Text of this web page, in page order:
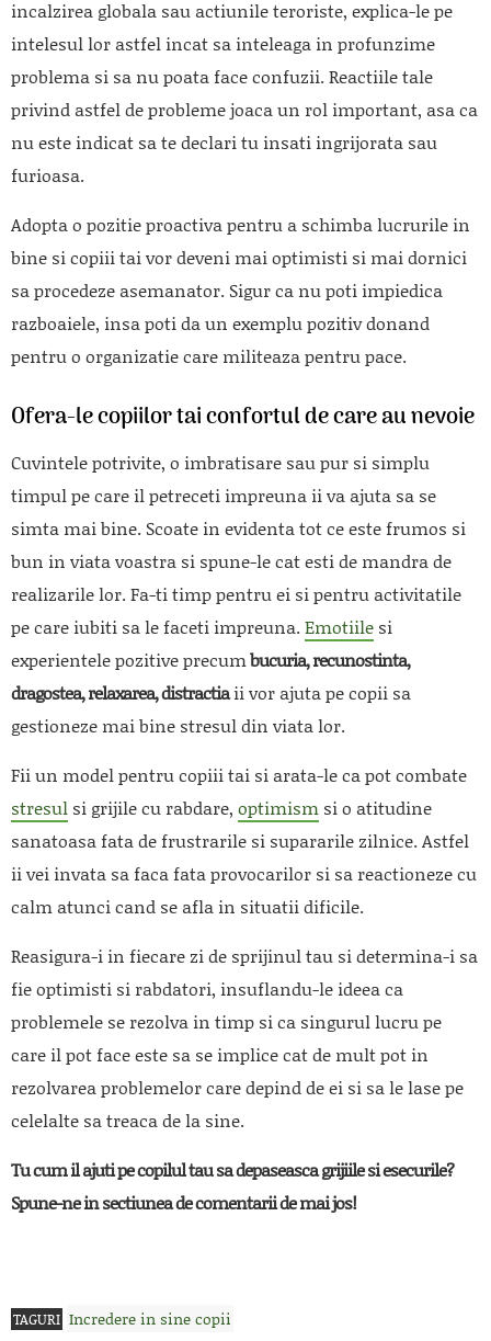
incalzirea globala sau actiunile teroriste, explica-le pe
intelesul lor astfel incat sa inteleaga in profunzime
problema si sa nu poata face confuzii. Reactiile tale
privind astfel de probleme joaca un rol important, asa ca
nu este indicat sa te declari tu insati ingrijorata sau
furioasa.
Adopta o pozitie proactiva pentru a schimba lucrurile in
bine si copiii tai vor deveni mai optimisti si mai dornici
sa procedeze asemanator. Sigur ca nu poti impiedica
razboaiele, insa poti da un exemplu pozitiv donand
pentru o organizatie care militeaza pentru pace.
Ofera-le copiilor tai confortul de care au nevoie
Cuvintele potrivite, o imbratisare sau pur si simplu
timpul pe care il petreceti impreuna ii va ajuta sa se
simta mai bine. Scoate in evidenta tot ce este frumos si
bun in viata voastra si spune-le cat esti de mandra de
realizarile lor. Fa-ti timp pentru ei si pentru activitatile
pe care iubiti sa le faceti impreuna. Emotiile si
experientele pozitive precumbucuria, recunostinta,
dragostea, relaxarea, distractiaii vor ajuta pe copii sa
gestioneze mai bine stresul din viata lor.
Fii un model pentru copiii tai si arata-le ca pot combate
stresul si grijile cu rabdare, optimism si o atitudine
sanatoasa fata de frustrarile si supararile zilnice. Astfel
ii vei invata sa faca fata provocarilor si sa reactioneze cu
calm atunci cand se afla in situatii dificile.
Reasigura-i in fiecare zi de sprijinul tau si determina-i sa
fie optimisti si rabdatori, insuflandu-le ideea ca
problemele se rezolva in timp si ca singurul lucru pe
care il pot face este sa se implice cat de mult pot in
rezolvarea problemelor care depind de ei si sa le lase pe
celelalte sa treaca de la sine.
Tu cum il ajuti pe copilul tau sa depaseasca grijiile si esecurile?
Spune-ne in sectiunea de comentarii de mai jos!
TAGURI Incredere in sine copii